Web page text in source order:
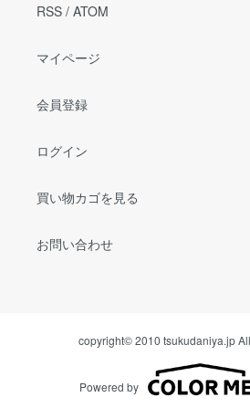
RSS / ATOM
マイページ
会員登録
ログイン
買い物カゴを見る
お問い合わせ
copyright© 2010 tsukudaniya.jp
Powered by